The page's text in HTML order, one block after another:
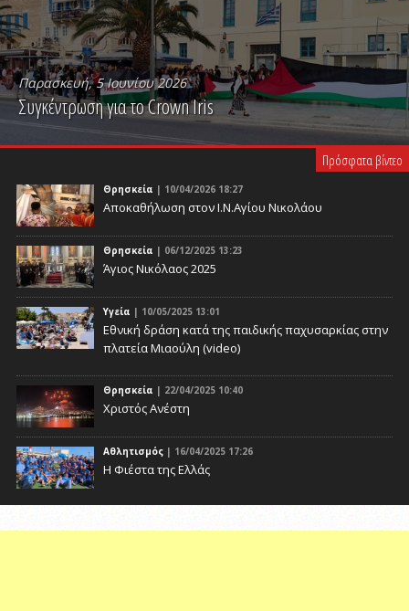
Παρασκευή, 5 Ιουνίου 2026
Συγκέντρωση για το Crown Iris
PLAY VIDEO
Πρόσφατα βίντεο
Θρησκεία | 10/04/2026 18:27
Αποκαθήλωση στον Ι.Ν.Αγίου Νικολάου
Θρησκεία | 06/12/2025 13:23
Άγιος Νικόλαος 2025
Υγεία | 10/05/2025 13:01
Eθνική δράση κατά της παιδικής παχυσαρκίας στην
πλατεία Μιαούλη (video)
Θρησκεία | 22/04/2025 10:40
Χριστός Ανέστη
Αθλητισμός | 16/04/2025 17:26
Η Φιέστα της Ελλάς